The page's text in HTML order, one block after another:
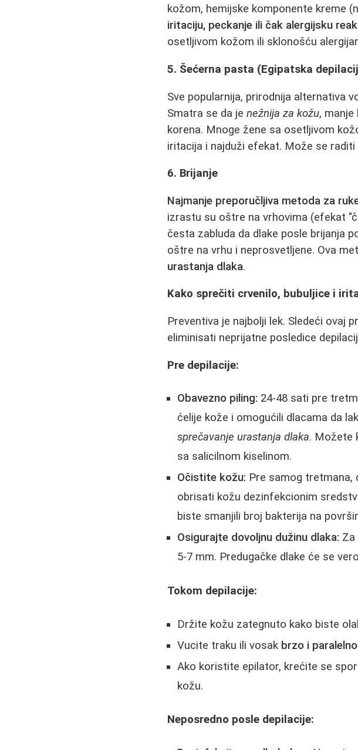
kožom, hemijske komponente kreme
iritaciju, peckanje ili čak alergijsku
osetljivom kožom ili sklonošću
5. Šećerna pasta (Egipatska
Sve popularnija, prirodnija alternativa
Smatra se da jenežnija za kožu, manje
korena. Mnoge žene sa osetljivom
iritacija i najduži efekat. Može se
6. Brijanje
Najmanje preporučljiva metoda za
izrastu su oštre na vrhovima (efekat
česta zabluda da dlake posle brijanja
oštre na vrhu i neprosvetljene. Ova
urastanja dlaka.
Kako sprečiti crvenilo, bubuljice i
Preventiva je najbolji lek. Sledeći ovaj
eliminisati neprijatne posledice
Pre depilacije:
Obavezno piling: 24-48 sati pre
ćelije kože i omogućili dlacama da
sprečavanje urastanja dlaka. Možete
sa salicilnom kiselinom.
Očistite kožu: Pre samog tretmana,
obrisati kožu dezinfekcionim
biste smanjili broj bakterija na
Osigurajte dovoljnu dužinu dlaka: Za
5-7 mm. Predugačke dlake će se
Tokom depilacije:
Držite kožu zategnuto kako biste
Vucite traku ili vosak brzo i
Ako koristite epilator, krećite se
kožu.
Neposredno posle depilacije: